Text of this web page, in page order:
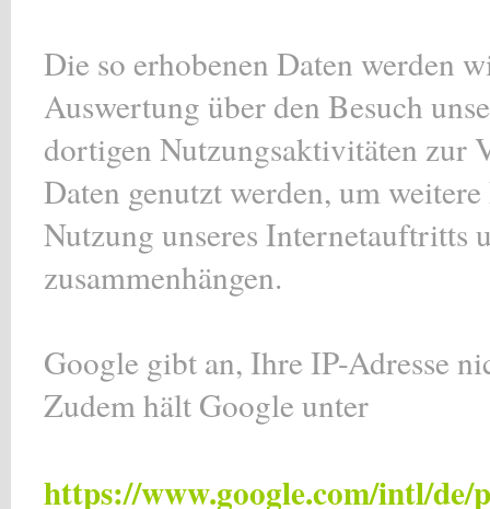
Die so erhobenen Daten werden
Auswertung über den Besuch
dortigen Nutzungsaktivitäten zur
Daten genutzt werden, um
Nutzung unseres Internetauftritts
zusammenhängen.
Google gibt an, Ihre IP-Adresse
Zudem hält Google unter
https://www.google.com/intl/